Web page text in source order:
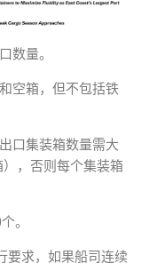
数量。
空箱，但不包括铁
口集装箱数量需大
，否则每个集装箱
。
要求，如果船司连续